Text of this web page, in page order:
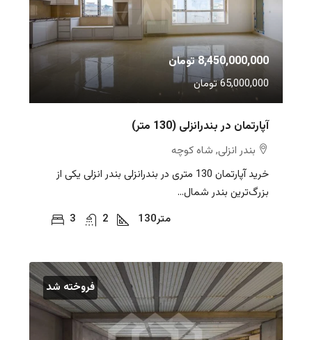
8,450,000,000 تومان
65,000,000 تومان
آپارتمان در بندرانزلی (130 متر)
بندر انزلی, شاه کوچه
خرید آپارتمان 130 متری در بندرانزلی بندر انزلی یکی از
بزرگ‌ترین بندر شمال...
3
2 130متر
فروخته شد